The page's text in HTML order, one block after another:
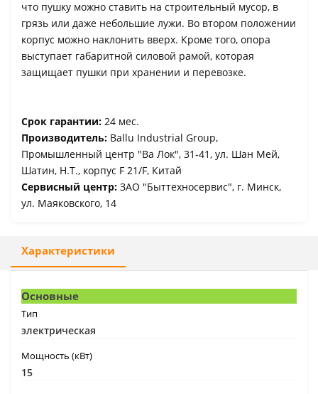
что пушку можно ставить на строительный мусор, в
грязь или даже небольшие лужи. Во втором положении
корпус можно наклонить вверх. Кроме того, опора
выступает габаритной силовой рамой, которая
защищает пушки при хранении и перевозке.
Срок гарантии: 24 мес.
Производитель: Ballu Industrial Group,
Промышленный центр "Ва Лок", 31-41, ул. Шан Мей,
Шатин, Н.Т., корпус F 21/F, Китай
Сервисный центр: ЗАО "Быттехносервис", г. Минск,
ул. Маяковского, 14
Характеристики
Основные
Тип
электрическая
Мощность (кВт)
15